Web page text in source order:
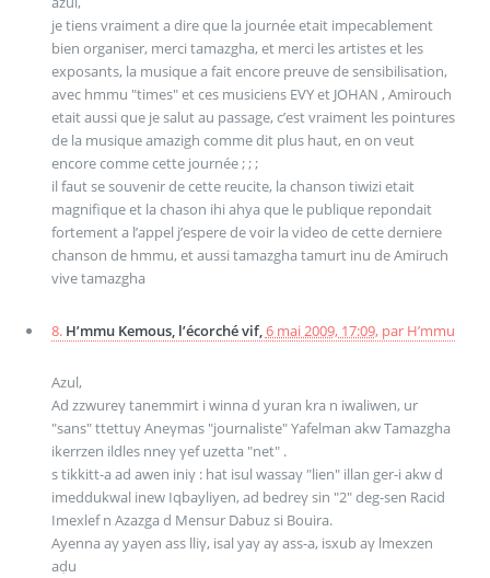
je tiens vraiment a dire que la journée etait impecablement
bien organiser, merci tamazgha, et merci les artistes et les
exposants, la musique a fait encore preuve de sensibilisation,
avec hmmu "times" et ces musiciens EVY et JOHAN , Amirouch
etait aussi que je salut au passage, c’est vraiment les pointures
de la musique amazigh comme dit plus haut, en on veut
encore comme cette journée ; ; ;
il faut se souvenir de cette reucite, la chanson tiwizi etait
magnifique et la chason ihi ahya que le publique repondait
fortement a l’appel j’espere de voir la video de cette derniere
chanson de hmmu, et aussi tamazgha tamurt inu de Amiruch
vive tamazgha
8. H’mmu Kemous, l’écorché vif, 6 mai 2009, 17:09, par H’mmu
Azul,
Ad zzwureγ tanemmirt i winna d yuran kra n iwaliwen, ur
"sans" ttettuγ Aneγmas "journaliste" Yafelman akw Tamazgha
ikerrzen ildles nneγ γef uzetta "net" .
s tikkitt-a ad awen iniγ : hat isul wassaγ "lien" illan ger-i akw d
imeddukwal inew Iqbayliyen, ad bedreγ sin "2" deg-sen Racid
Imexlef n Azazga d Mensur Dabuz si Bouira.
Ayenna aγ yaγen ass lliγ, isal yaγ aγ ass-a, isxub aγ lmexzen
aḍu